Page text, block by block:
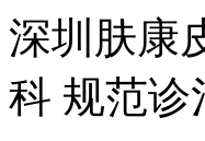
深圳肤康
科 规范